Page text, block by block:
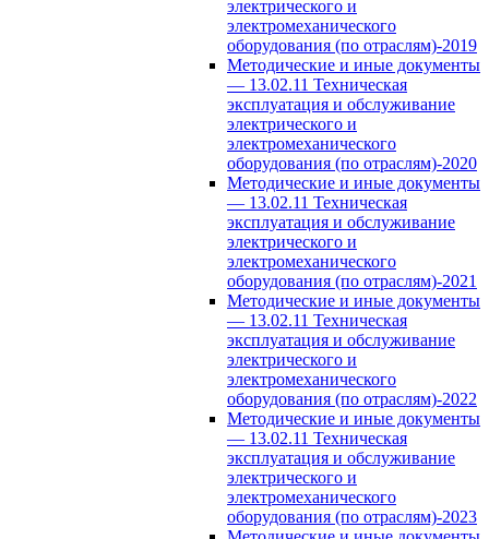
электрического и
электромеханического
оборудования (по отраслям)-2019
Методические и иные документы
— 13.02.11 Техническая
эксплуатация и обслуживание
электрического и
электромеханического
оборудования (по отраслям)-2020
Методические и иные документы
— 13.02.11 Техническая
эксплуатация и обслуживание
электрического и
электромеханического
оборудования (по отраслям)-2021
Методические и иные документы
— 13.02.11 Техническая
эксплуатация и обслуживание
электрического и
электромеханического
оборудования (по отраслям)-2022
Методические и иные документы
— 13.02.11 Техническая
эксплуатация и обслуживание
электрического и
электромеханического
оборудования (по отраслям)-2023